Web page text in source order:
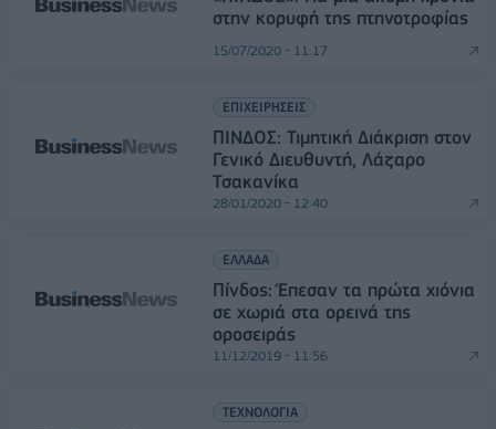
στην κορυφή της πτηνοτροφίας
15/07/2020 - 11:17
ΕΠΙΧΕΙΡΗΣΕΙΣ
ΠΙΝΔΟΣ: Τιμητική Διάκριση στον
Γενικό Διευθυντή, Λάζαρο
Τσακανίκα
28/01/2020 - 12:40
ΕΛΛΑΔΑ
Πίνδος: Έπεσαν τα πρώτα χιόνια
σε χωριά στα ορεινά της
οροσειράς
11/12/2019 - 11:56
ΤΕΧΝΟΛΟΓΙΑ